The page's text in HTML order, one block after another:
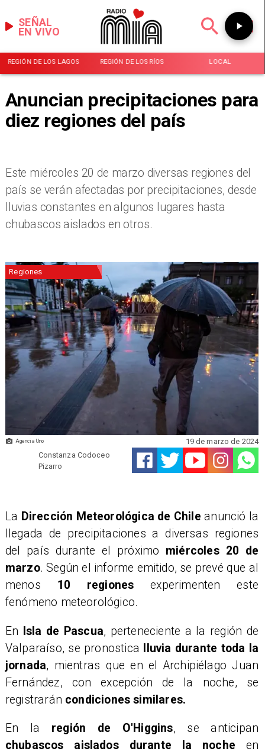
EN VIVO
SEÑAL
REGIÓN DE LOS LAGOS REGIÓN DE LOS RÍOS LOCAL
Anuncian precipitaciones para
diez regiones del país
Este miércoles 20 de marzo diversas regiones del
país se verán afectadas por precipitaciones, desde
lluvias constantes en algunos lugares hasta
chubascos aislados en otros.
Agencia Uno
Regiones
Constanza Codoceo
Pizarro
19 de marzo de 2024
​La Dirección Meteorológica de Chile anunció la
llegada de precipitaciones a diversas regiones
del país durante el próximo miércoles 20 de
marzo. Según el informe emitido, se prevé que al
menos 10 regiones experimenten este
fenómeno meteorológico.
​En Isla de Pascua, perteneciente a la región de
Valparaíso, se pronostica
lluvia durante toda la
jornada, mientras que en el Archipiélago Juan
Fernández, con excepción de la noche, se
registrarán condiciones similares.
​En la región de O'Higgins, se anticipan
chubascos aislados durante la noche en